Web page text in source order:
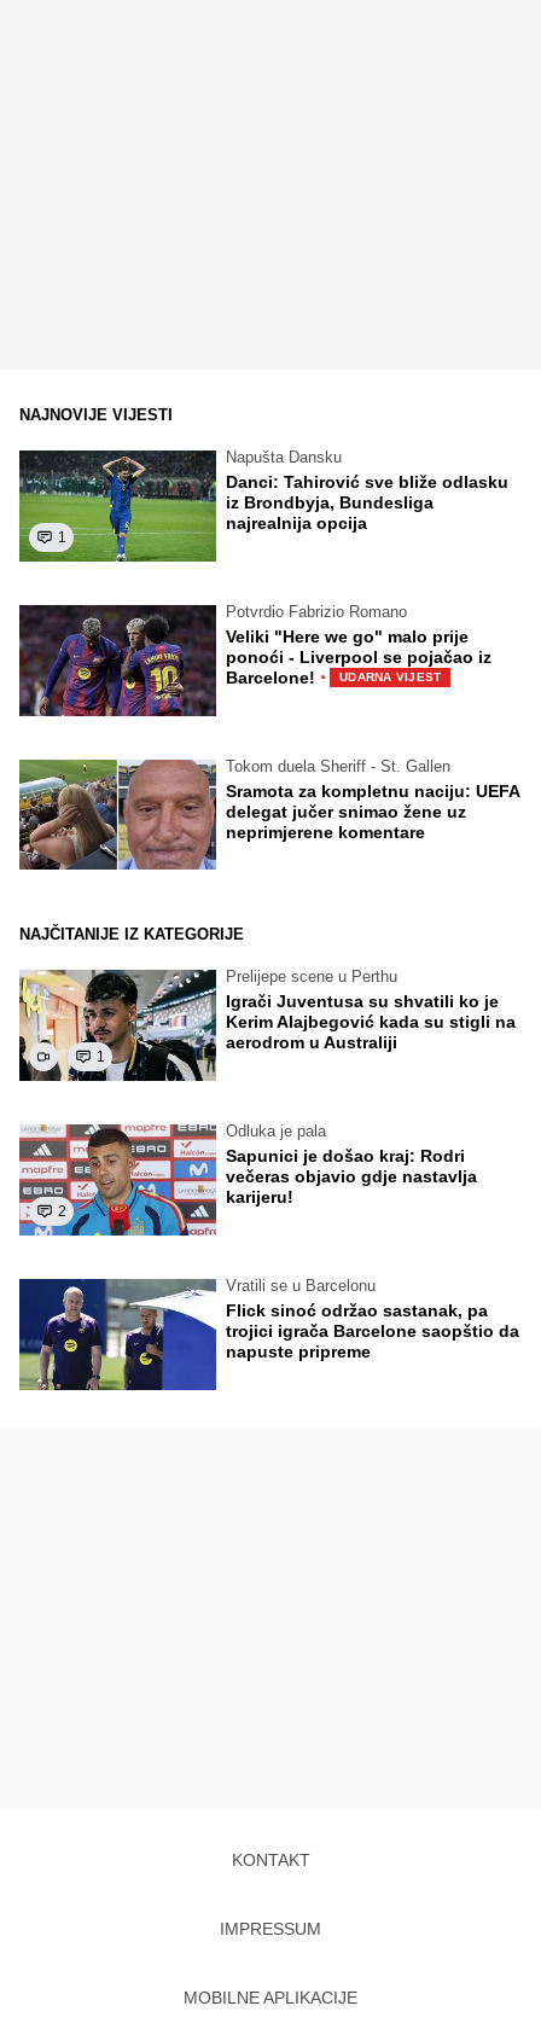
NAJNOVIJE VIJESTI
1
Napušta Dansku
Danci: Tahirović sve bliže odlasku
iz Brondbyja, Bundesliga
najrealnija opcija
Potvrdio Fabrizio Romano
Veliki "Here we go" malo prije
ponoći - Liverpool se pojačao iz
Barcelone! · UDARNA VIJEST
Tokom duela Sheriff - St. Gallen
Sramota za kompletnu naciju: UEFA
delegat jučer snimao žene uz
neprimjerene komentare
NAJČITANIJE IZ KATEGORIJE
1
Prelijepe scene u Perthu
Igrači Juventusa su shvatili ko je
Kerim Alajbegović kada su stigli na
aerodrom u Australiji
2
Odluka je pala
Sapunici je došao kraj: Rodri
večeras objavio gdje nastavlja
karijeru!
Vratili se u Barcelonu
Flick sinoć održao sastanak, pa
trojici igrača Barcelone saopštio da
napuste pripreme
KONTAKT
IMPRESSUM
MOBILNE APLIKACIJE